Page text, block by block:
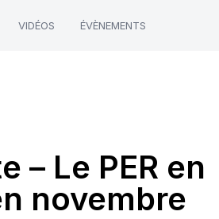
VIDÉOS ÉVÈNEMENTS
– Le PER en
novembre